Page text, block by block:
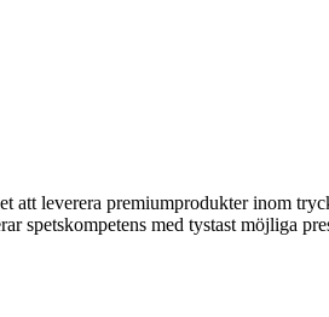
leverera premiumprodukter inom
med tystast möjliga